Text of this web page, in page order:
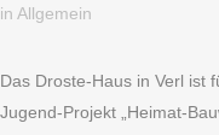
in Allgemein
Das Droste-Haus in Verl ist
Jugend-Projekt „Heimat-